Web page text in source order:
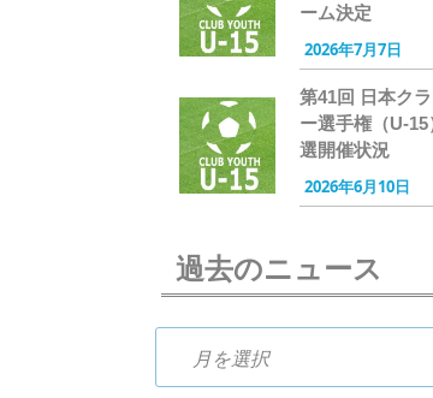
ーム決定
2026年7月7日
第41回 日本ク
ー選手権（U-
選開催状況
2026年6月10日
過去のニュース